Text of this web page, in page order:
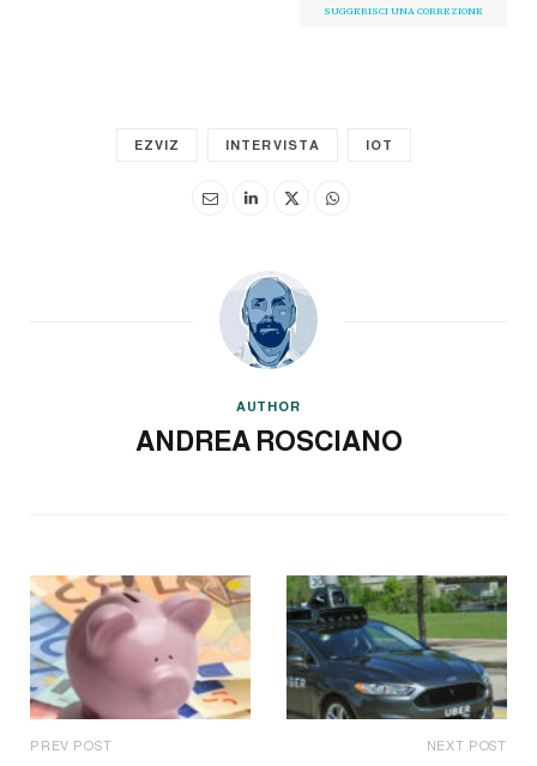
SUGGERISCI UNA CORREZIONE
EZVIZ INTERVISTA IOT
AUTHOR
ANDREA ROSCIANO
PREV POST NEXT POST